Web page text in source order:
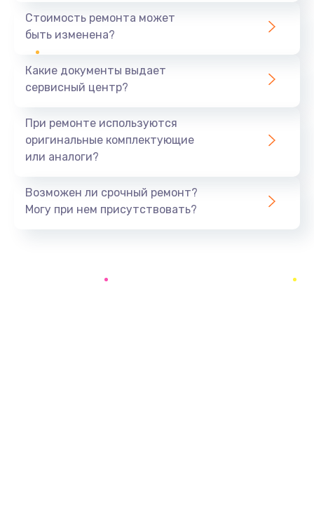
1440 руб.
Ремонт южного моста
Замена батарейки BIOS
Заказать
Стоимость ремонта может
быть изменена?
Какие документы выдает
сервисный центр?
При ремонте используются
оригинальные комплектующие
или аналоги?
Возможен ли срочный ремонт?
Могу при нем присутствовать?